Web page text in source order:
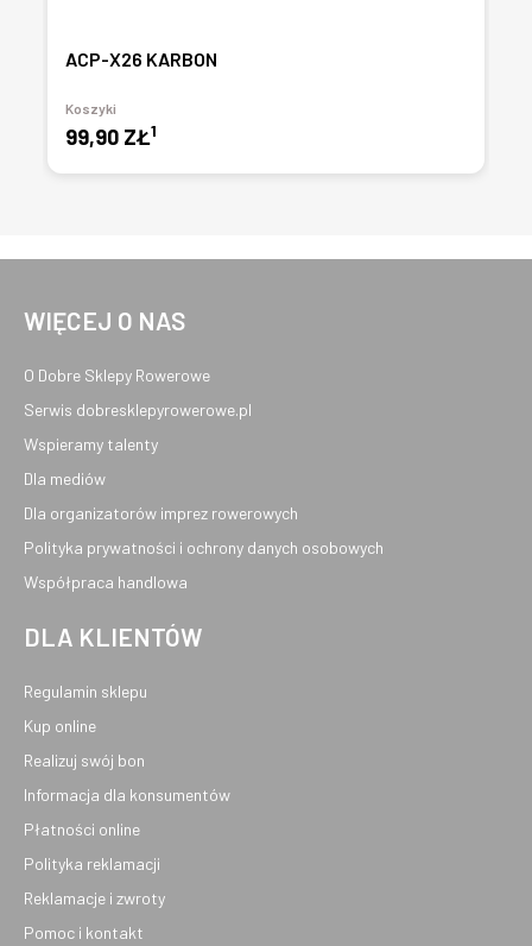
ACP-X26 KARBON
Koszyki
99,90 ZŁ1
WIĘCEJ O NAS
O Dobre Sklepy Rowerowe
Serwis dobresklepyrowerowe.pl
Wspieramy talenty
Dla mediów
Dla organizatorów imprez rowerowych
Polityka prywatności i ochrony danych osobowych
Współpraca handlowa
DLA KLIENTÓW
Regulamin sklepu
Kup online
Realizuj swój bon
Informacja dla konsumentów
Płatności online
Polityka reklamacji
Reklamacje i zwroty
Pomoc i kontakt